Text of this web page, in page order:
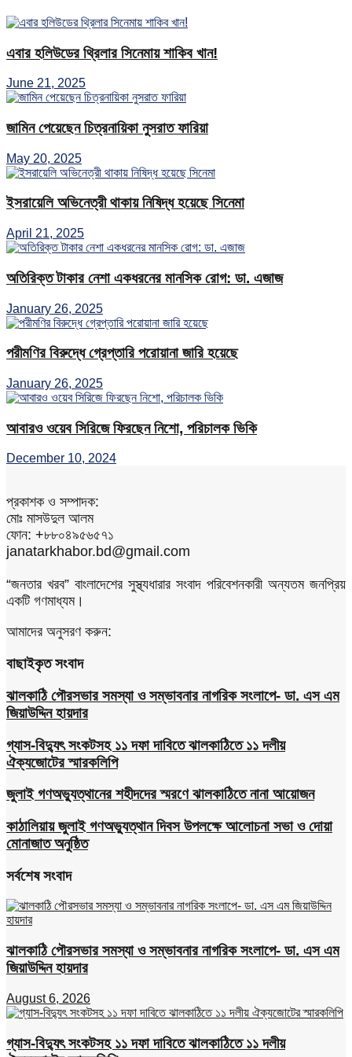
এবার হলিউডের থ্রিলার সিনেমায় শাকিব খান!
June 21, 2025
জামিন পেয়েছেন চিত্রনায়িকা নুসরাত ফারিয়া
May 20, 2025
ইসরায়েলি অভিনেত্রী থাকায় নিষিদ্ধ হয়েছে সিনেমা
April 21, 2025
অতিরিক্ত টাকার নেশা একধরনের মানসিক রোগ: ডা. এজাজ
January 26, 2025
পরীমণির বিরুদ্ধে গ্রেপ্তারি পরোয়ানা জারি হয়েছে
January 26, 2025
আবারও ওয়েব সিরিজে ফিরছেন নিশো, পরিচালক ভিকি
December 10, 2024
প্রকাশক ও সম্পাদক:
মোঃ মাসউদুল আলম
ফোন: +৮৮০৪৯৫৬৫৭১
janatarkhabor.bd@gmail.com
“জনতার খরব” বাংলাদেশের সুস্থ্যধারার সংবাদ পরিবেশনকারী অন্যতম জনপ্রিয়
একটি গণমাধ্যম।
আমাদের অনুসরণ করুন:
বাছাইকৃত সংবাদ
ঝালকাঠি পৌরসভার সমস্যা ও সম্ভাবনার নাগরিক সংলাপে- ডা. এস এম
জিয়াউদ্দিন হায়দার
গ্যাস-বিদ্যুৎ সংকটসহ ১১ দফা দাবিতে ঝালকাঠিতে ১১ দলীয়
ঐক্যজোটের স্মারকলিপি
জুলাই গণঅভ্যুত্থানের শহীদদের স্মরণে ঝালকাঠিতে নানা আয়োজন
কাঠালিয়ায় জুলাই গণঅভ্যুত্থান দিবস উপলক্ষে আলোচনা সভা ও দোয়া
মোনাজাত অনুষ্ঠিত
সর্বশেষ সংবাদ
ঝালকাঠি পৌরসভার সমস্যা ও সম্ভাবনার নাগরিক সংলাপে- ডা. এস এম
জিয়াউদ্দিন হায়দার
August 6, 2026
গ্যাস-বিদ্যুৎ সংকটসহ ১১ দফা দাবিতে ঝালকাঠিতে ১১ দলীয়